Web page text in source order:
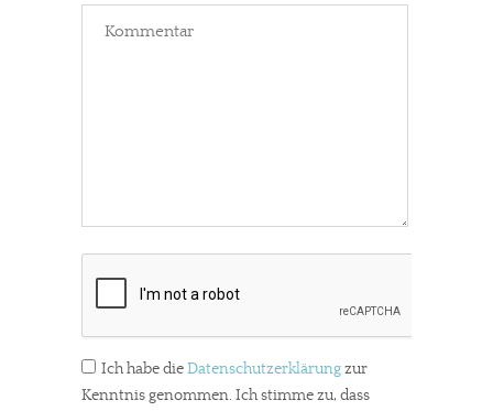
Ich habe dieDatenschutzerklärungzur
Kenntnis genommen. Ich stimme zu, dass